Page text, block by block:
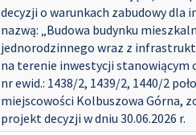
decyzji o warunkach zabudowy dla
nazwą: „Budowa budynku
jednorodzinnego wraz z
na terenie inwestycji stanowiącym
nr ewid.: 1438/2, 1439/2, 1440/2
miejscowości Kolbuszowa Górna,
projekt decyzji w dniu 30.06.2026 r.